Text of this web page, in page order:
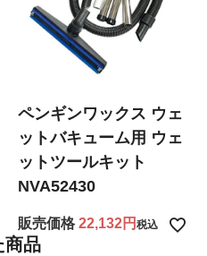
ペンギンワックス ウェ
ットバキューム用 ウェ
ットツールキット
NVA52430
販売価格 22,132 税込
商品